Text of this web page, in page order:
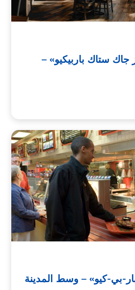
جاك ستاك باربيكيو» –
بي-كيو» – وسط المدينة